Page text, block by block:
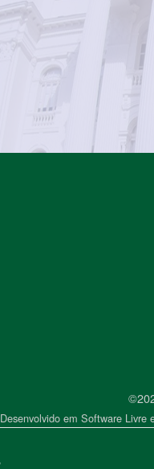
Desenvolvido em Software Livre